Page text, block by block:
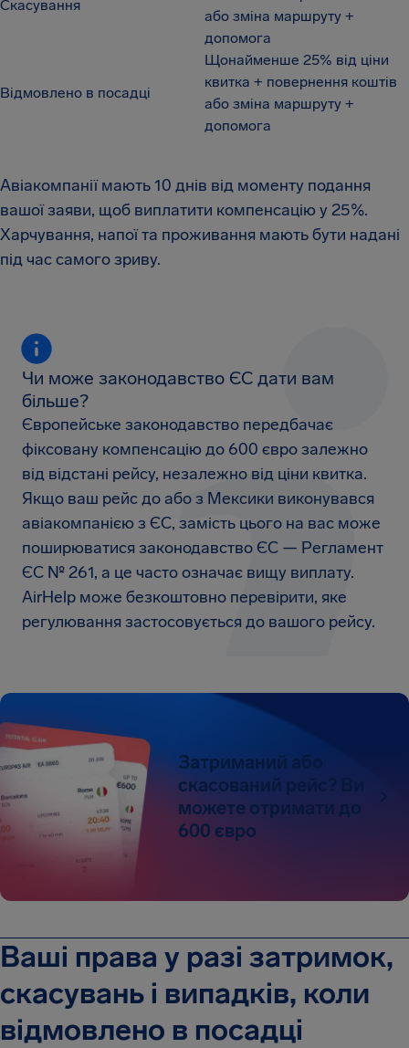
Скасування
або зміна маршруту +
допомога
Відмовлено в посадці
Щонайменше 25% від ціни
квитка + повернення коштів
або зміна маршруту +
допомога
Авіакомпанії мають 10 днів від моменту подання
вашої заяви, щоб виплатити компенсацію у 25%.
Харчування, напої та проживання мають бути надані
під час самого зриву.
Чи може законодавство ЄС дати вам
більше?
Європейське законодавство передбачає
фіксовану компенсацію до 600 євро залежно
від відстані рейсу, незалежно від ціни квитка.
Якщо ваш рейс до або з Мексики виконувався
авіакомпанією з ЄС, замість цього на вас може
поширюватися законодавство ЄС — Регламент
ЄС № 261, а це часто означає вищу виплату.
AirHelp може безкоштовно перевірити, яке
регулювання застосовується до вашого рейсу.
Затриманий або
скасований рейс? Ви
можете отримати до
600 євро
Ваші права у разі затримок,
скасувань і випадків, коли
відмовлено в посадці